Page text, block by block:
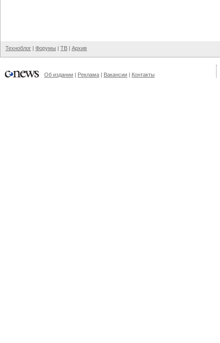
Техноблог | Форумы | ТВ | Архив
Об издании | Реклама | Вакансии | Контакты